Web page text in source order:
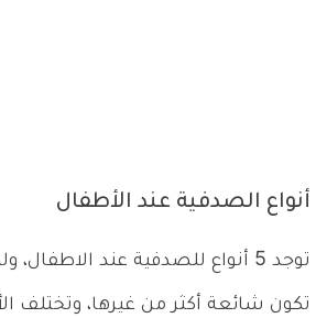
أنواع الصدفية عند الأطفال
توجد 5 أنواع للصدفية عند
تكون شائعة أكثر من غيرها، وتختلف